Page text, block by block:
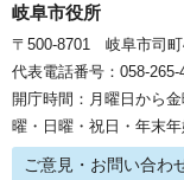
岐阜市役所
〒500-8701 岐阜市司
代表電話番号：058-265-
開庁時間：月曜日から
曜・日曜・祝日・年末年
ご意見・お問い合わ